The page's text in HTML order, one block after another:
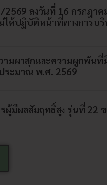
2569 ลงวันที่ 16 กรกฎาค
ได้ปฏิบัติหน้าที่ทางการบริ
ามผาสุกและความผูกพันที่
ประมาณ พ.ศ. 2569
ผู้มีผลสัมฤทธิ์สูง รุ่นที่ 22 ข